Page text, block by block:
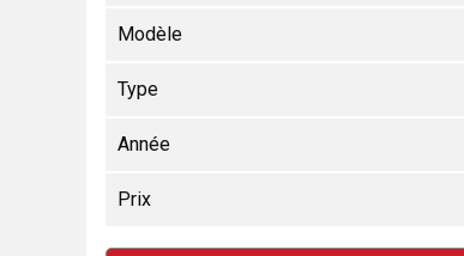
Modèle
Type
Année
Prix